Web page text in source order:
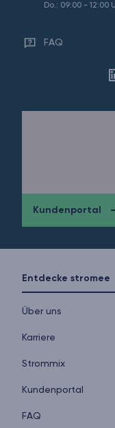
Do.: 09:00 - 12:00
FAQ
Kundenportal
Entdecke stromee
Über uns
Karriere
Strommix
Kundenportal
FAQ